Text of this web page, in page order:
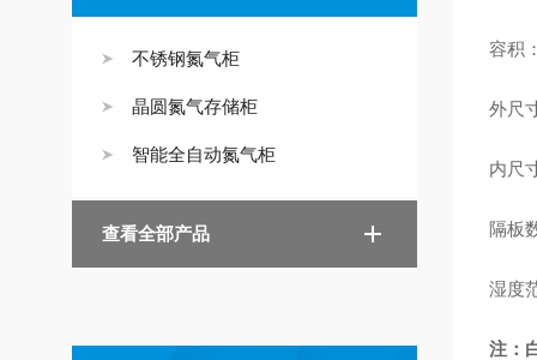
不锈钢氮气柜
晶圆氮气存储柜
智能全自动氮气柜
查看全部产品
容积
外尺
内尺
隔板
湿度
注：